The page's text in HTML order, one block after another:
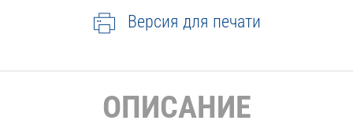
Версия для печати
ОПИСАНИЕ